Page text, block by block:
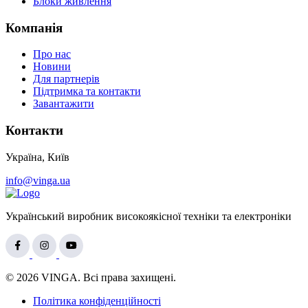
Компанія
Про нас
Новини
Для партнерів
Підтримка та контакти
Завантажити
Контакти
Україна, Київ
info@vinga.ua
Український виробник високоякісної техніки та електроніки
© 2026 VINGA. Всі права захищені.
Політика конфіденційності